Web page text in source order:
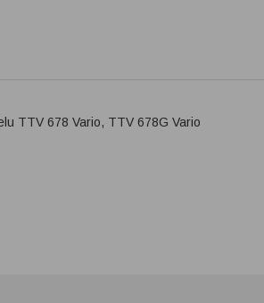
TTV 678 Vario, TTV 678G Vario